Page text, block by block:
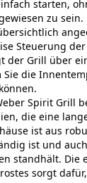
starten,
zu sein.
Steuerung der
der Grill über
Sie die
Spirit Grill
die eine
ist aus
ist und
standhält. Die
sorgt